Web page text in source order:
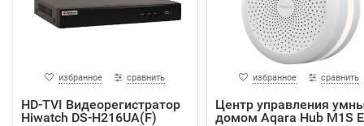
избранное сравнить
HD-TVI Видеорегистратор
Hiwatch DS-H216UA(F)
избранное сравнить
Центр управления
домом Aqara Hub M1S